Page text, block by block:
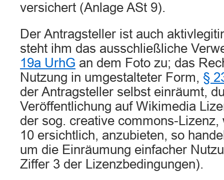
versichert (Anlage ASt 9).
Der Antragsteller ist auch
steht ihm das ausschließliche
19a UrhG an dem Foto zu; das
Nutzung in umgestalteter Form, §
der Antragsteller selbst einräumt,
Veröffentlichung auf Wikimedia
der sog. creative commons-Lizenz,
10 ersichtlich, anzubieten, so
um die Einräumung einfacher
Ziffer 3 der Lizenzbedingungen).